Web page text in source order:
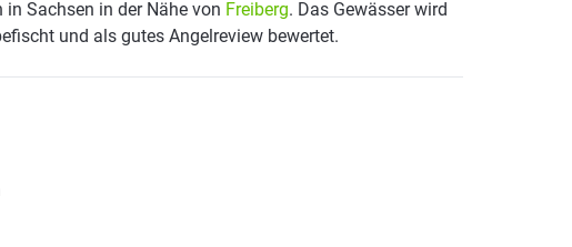
Sachsen in der Nähe von Freiberg. Das Gewässer wird
und als gutes Angelreview bewertet.